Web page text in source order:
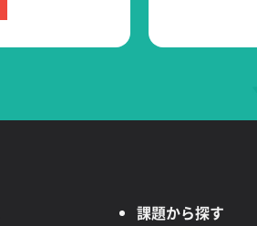
課題から探す